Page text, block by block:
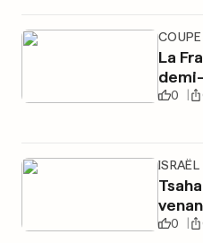
La
0
ISRAËL
0